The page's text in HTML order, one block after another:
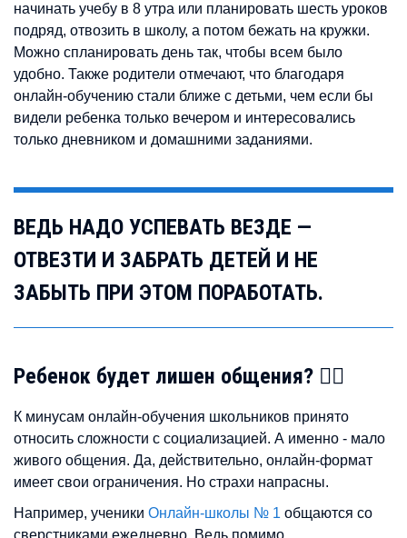
начинать учебу в 8 утра или планировать шесть уроков
подряд, отвозить в школу, а потом бежать на кружки.
Можно спланировать день так, чтобы всем было
удобно. Также родители отмечают, что благодаря
онлайн-обучению стали ближе с детьми, чем если бы
видели ребенка только вечером и интересовались
только дневником и домашними заданиями.
ВЕДЬ НАДО УСПЕВАТЬ ВЕЗДЕ —
ОТВЕЗТИ И ЗАБРАТЬ ДЕТЕЙ И НЕ
ЗАБЫТЬ ПРИ ЭТОМ ПОРАБОТАТЬ.
Ребенок будет лишен общения? 👯‍♀️
К минусам онлайн-обучения школьников принято
относить сложности с социализацией. А именно - мало
живого общения. Да, действительно, онлайн-формат
имеет свои ограничения. Но страхи напрасны.
Например, ученики Онлайн-школы № 1 общаются со
сверстниками ежедневно. Ведь помимо